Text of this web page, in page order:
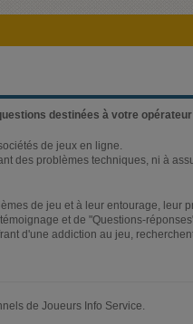
destinées à votre opérateur
de jeux en ligne.
des problèmes techniques, ni à
de jeu et à leur entourage, leur
et de "Questions-
d'une addiction au jeu,
de Joueurs Info Service.